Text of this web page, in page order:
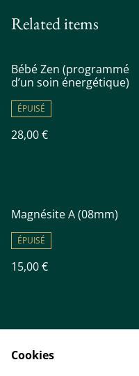
Related items
Bébé Zen (programmé
d’un soin énergétique)
ÉPUISÉ
28,00 €
Magnésite A (08mm)
ÉPUISÉ
15,00 €
Cookies